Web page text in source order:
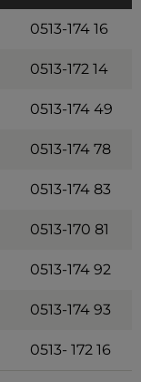
0513-174 16
0513-172 14
0513-174 49
0513-174 78
0513-174 83
0513-170 81
0513-174 92
0513-174 93
0513- 172 16